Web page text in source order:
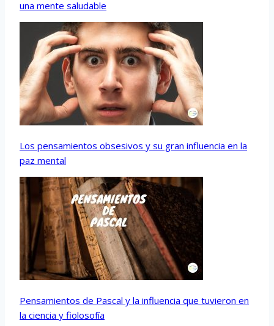
una mente saludable
Los pensamientos obsesivos y su gran influencia en la
paz mental
Pensamientos de Pascal y la influencia que tuvieron en
la ciencia y fiolosofía